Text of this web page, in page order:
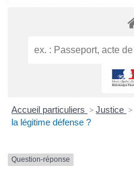
Accueil particuliers > Justice >
la légitime défense ?
Question-réponse